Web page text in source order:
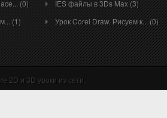
(0)
(1)
IES файлы в 3Ds Max (3)
Урок Corel Draw. Рисуем к... (0)
2D и 3D уроки из сети.